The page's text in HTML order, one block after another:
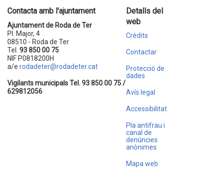
Contacta amb l'ajuntament
Ajuntament de Roda de Ter
Pl. Major, 4
08510 - Roda de Ter
Tel. 93 850 00 75
NIF P0818200H
a/e rodadeter@rodadeter.cat
Vigilants municipals Tel. 93 850 00 75 /
629812056
Detalls del
web
Crèdits
Contactar
Protecció de
dades
Avís legal
Accessibilitat
Pla antifrau i
canal de
denúncies
anònimes
Mapa web